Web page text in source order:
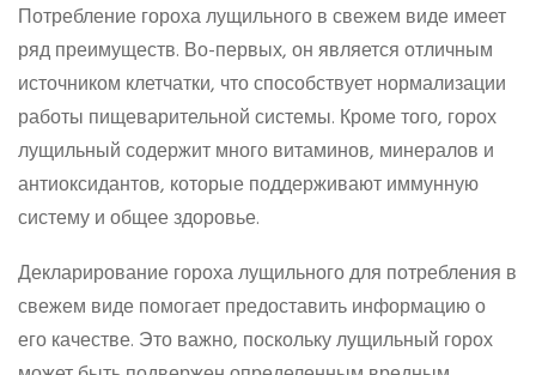
Потребление гороха лущильного в свежем виде имеет
ряд преимуществ. Во-первых, он является отличным
источником клетчатки, что способствует нормализации
работы пищеварительной системы. Кроме того, горох
лущильный содержит много витаминов, минералов и
антиоксидантов, которые поддерживают иммунную
систему и общее здоровье.
Декларирование гороха лущильного для потребления в
свежем виде помогает предоставить информацию о
его качестве. Это важно, поскольку лущильный горох